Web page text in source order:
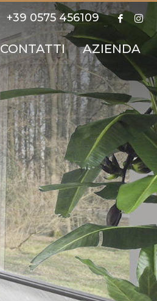
+39 0575 456109
CONTATTI AZIENDA